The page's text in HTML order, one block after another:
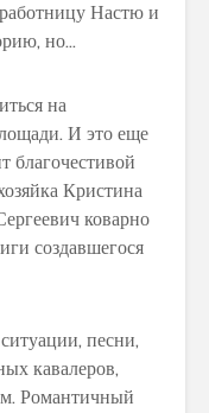
Настю и
но…
на
И это еще
благочестивой
Кристина
коварно
создавшегося
песни,
кавалеров,
Романтичный